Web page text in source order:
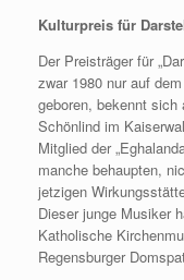
Kulturpreis für
Der Preisträger für
zwar 1980 nur auf
geboren, bekennt sich
Schönlind im
Mitglied der
manche behaupten,
jetzigen
Dieser junge Musiker
Katholische
Regensburger